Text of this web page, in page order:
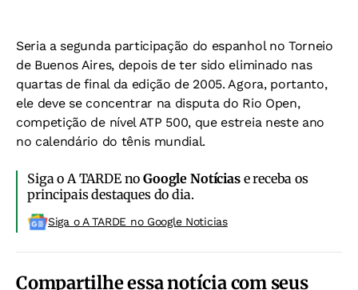
Seria a segunda participação do espanhol no Torneio
de Buenos Aires, depois de ter sido eliminado nas
quartas de final da edição de 2005. Agora, portanto,
ele deve se concentrar na disputa do Rio Open,
competição de nível ATP 500, que estreia neste ano
no calendário do tênis mundial.
Siga o A TARDE noGoogle Notíciase receba os
principais destaques do dia.
Siga o A TARDE no Google Noticias
Compartilhe essa notícia com seus